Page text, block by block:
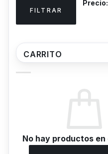
FILTRAR
Precio:
CARRITO
No hay productos